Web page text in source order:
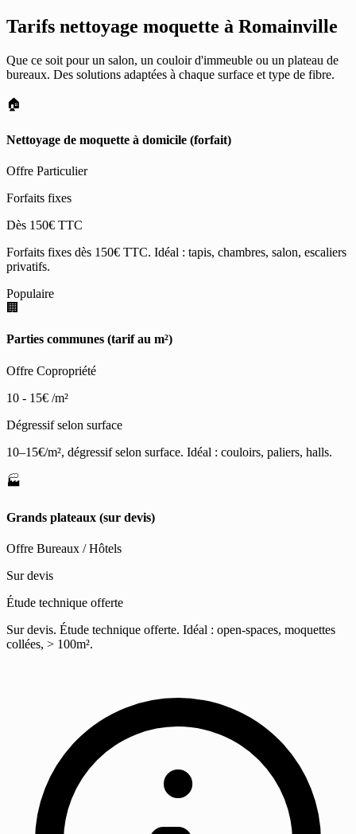
Tarifs nettoyage moquette à Romainville
Que ce soit pour un salon, un couloir d'immeuble ou un plateau de
bureaux. Des solutions adaptées à chaque surface et type de fibre.
🏠
Nettoyage de moquette à domicile (forfait)
Offre Particulier
Forfaits fixes
Dès 150€ TTC
Forfaits fixes dès 150€ TTC. Idéal : tapis, chambres, salon, escaliers
privatifs.
Populaire
🏢
Parties communes (tarif au m²)
Offre Copropriété
10 - 15€ /m²
Dégressif selon surface
10–15€/m², dégressif selon surface. Idéal : couloirs, paliers, halls.
🏭
Grands plateaux (sur devis)
Offre Bureaux / Hôtels
Sur devis
Étude technique offerte
Sur devis. Étude technique offerte. Idéal : open-spaces, moquettes
collées, > 100m².